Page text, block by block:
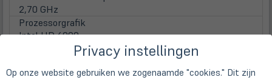
2,70 GHz
Prozessorgrafik
Intel HD 6000
33,8cm13,3" TFT Display
Privacy instellingen
Op onze website gebruiken we zogenaamde "cookies." Dit zijn